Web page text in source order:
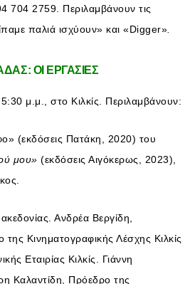
2759. Περιλαμβάνουν τις
παλιά ισχύουν» και «Digger».
ΟΙ ΕΡΓΑΣΙΕΣ
μ.μ., στο Κιλκίς. Περιλαμβάνουν:
(εκδόσεις Πατάκη, 2020) του
μου» (εκδόσεις Αιγόκερως, 2023),
Ανδρέα Βεργίδη,
Κινηματογραφικής Λέσχης Κιλκίς
Εταιρίας Κιλκίς. Γιάννη
Καλαντίδη, Πρόεδρο της